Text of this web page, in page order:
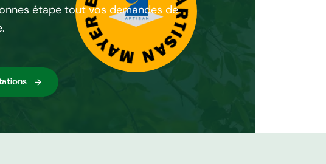
étape tout vos demandes de